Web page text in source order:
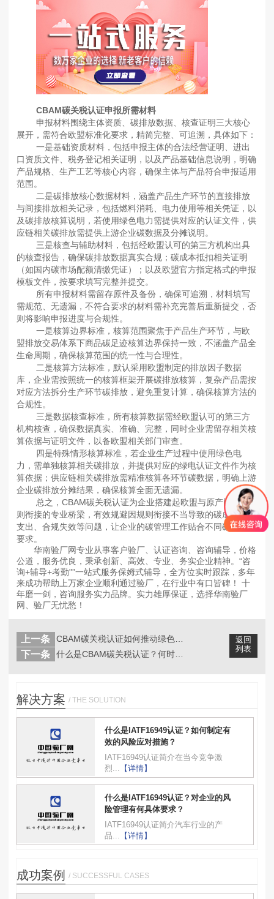
CBAM碳关税认证申报所需材料
申报材料围绕主体资质、碳排放数据、核查证明三大核心
展开，需符合欧盟标准化要求，精简完整、可追溯，具体如下：
一是基础资质材料，包括申报主体的合法经营证明、进出
口资质文件、税务登记相关证明，以及产品基础信息说明，明确
产品规格、生产工艺等核心内容，确保主体与产品符合申报适用
范围。
二是碳排放核心数据材料，涵盖产品生产环节的直接排放
与间接排放相关记录，包括燃料消耗、电力使用等相关凭证，以
及碳排放核算说明，若使用绿色电力需提供对应的认证文件，供
应链相关碳排放需提供上游企业碳数据及分摊说明。
三是核查与辅助材料，包括经欧盟认可的第三方机构出具
的核查报告，确保碳排放数据真实合规；碳成本抵扣相关证明
（如国内碳市场配额清缴凭证）；以及欧盟官方指定格式的申报
模板文件，按要求填写完整并提交。
所有申报材料需留存原件及备份，确保可追溯，材料填写
需规范、无遗漏，不符合要求的材料需补充完善后重新提交，否
则将影响申报进度与合规性。
一是核算边界标准，核算范围聚焦于产品生产环节，与欧
盟排放交易体系下商品碳足迹核算边界保持一致，不涵盖产品全
生命周期，确保核算范围的统一性与合理性。
二是核算方法标准，默认采用欧盟制定的排放因子数据
库，企业需按照统一的核算框架开展碳排放核算，复杂产品需按
对应方法拆分生产环节碳排放，避免重复计算，确保核算方法的
合规性。
三是数据核查标准，所有核算数据需经欧盟认可的第三方
机构核查，确保数据真实、准确、完整，同时企业需留存相关核
算依据与证明文件，以备欧盟相关部门审查。
四是特殊情形核算标准，若企业生产过程中使用绿色电
力，需单独核算相关碳排放，并提供对应的绿电认证文件作为核
算依据；供应链相关碳排放需精准核算各环节碳数据，明确上游
企业碳排放分摊结果，确保核算全面无遗漏。
总之，CBAM碳关税认证为企业搭建起欧盟与原产国碳规
则衔接的专业桥梁，有效规避因规则衔接不当导致的碳成本双重
支出、合规失效等问题，让企业的碳管理工作贴合不同碳规则的
要求。
华南验厂网专业从事客户验厂、认证咨询、咨询辅导，价格
公道，服务优良，秉承创新、高效、专业、务实企业精神。“咨
询+辅导+考勤"”一站式服务保姆式辅导，全方位实时跟踪，多年
来成功帮助上万家企业顺利通过验厂，在行业中有口皆碑！ 十
年磨一剑，咨询服务实力品牌。实力雄厚保证，选择华南验厂
网、验厂无忧愁！
返回
列表
上一条
下一条
解决方案 / THE SOLUTION
什么是IATF16949认证？如何制定有
效的风险应对措施？
IATF16949认证简介在当今竞争激
烈...
【详情】
什么是IATF16949认证？对企业的风
险管理有何具体要求？
IATF16949认证简介汽车行业的产
品...
【详情】
成功案例 / SUCCESSFUL CASES